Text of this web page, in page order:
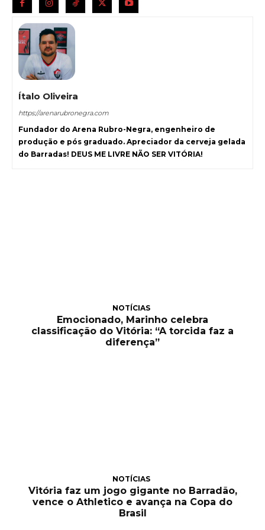
Ítalo Oliveira
https://arenarubronegra.com
Fundador do Arena Rubro-Negra, engenheiro de
produção e pós graduado. Apreciador da cerveja gelada
do Barradas! DEUS ME LIVRE NÃO SER VITÓRIA!
NOTÍCIAS
Emocionado, Marinho celebra
classificação do Vitória: “A torcida faz a
diferença”
NOTÍCIAS
Vitória faz um jogo gigante no Barradão,
vence o Athletico e avança na Copa do
Brasil